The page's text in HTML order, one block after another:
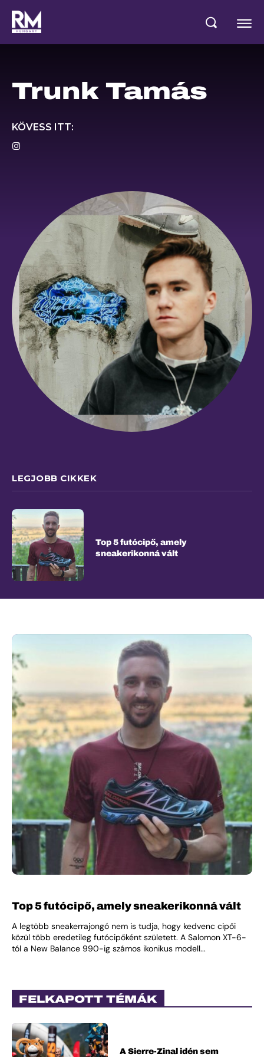
Trunk Tamás
KÖVESS ITT:
LEGJOBB CIKKEK
Top 5 futócipő, amely
sneakerikonná vált
Top 5 futócipő, amely sneakerikonná vált
A legtöbb sneakerrajongó nem is tudja, hogy kedvenc cipői
közül több eredetileg futócipőként született. A Salomon XT-6-
tól a New Balance 990-ig számos ikonikus modell...
FELKAPOTT TÉMÁK
A Sierre-Zinal idén sem